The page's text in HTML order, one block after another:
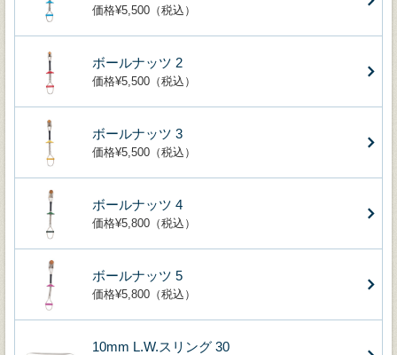
価格¥5,500（税込）
ボールナッツ 2
価格¥5,500（税込）
ボールナッツ 3
価格¥5,500（税込）
ボールナッツ 4
価格¥5,800（税込）
ボールナッツ 5
価格¥5,800（税込）
10mm L.W.スリング 30